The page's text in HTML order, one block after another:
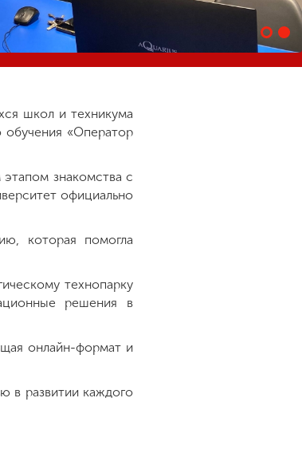
школ и техникума
обучения «Оператор
знакомства с
официально
которая помогла
технопарку
решения в
онлайн-формат и
в развитии каждого